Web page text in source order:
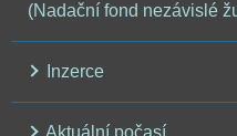
(Nadační fond nezávislé
Inzerce